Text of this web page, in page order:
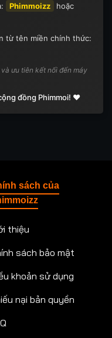
Phimmoizz
hoặc
từ tên miền chính thức:
ưu tiên kết nối đến máy
đồng Phimmoi! ❤️
sách của
thiệu
sách bảo mật
khoản sử dụng
nại bản quyền